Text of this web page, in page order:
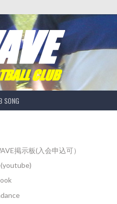
SONG
掲示板(入会申込可）